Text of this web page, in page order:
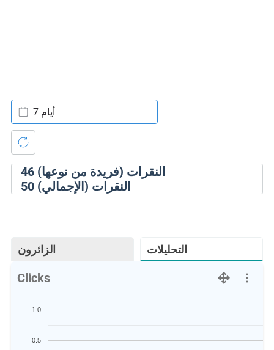
46 النقرات (فريدة من نوعها)
50 النقرات (الإجمالي)
7 أيام
الزائرون التحليلات
Clicks
0.5
1.0